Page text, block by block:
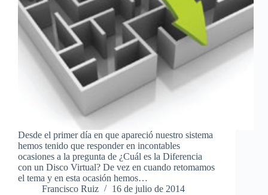
Desde el primer día en que apareció nuestro sistema
hemos tenido que responder en incontables
ocasiones a la pregunta de ¿Cuál es la Diferencia
con un Disco Virtual? De vez en cuando retomamos
el tema y en esta ocasión hemos…
Francisco Ruiz
16 de julio de 2014